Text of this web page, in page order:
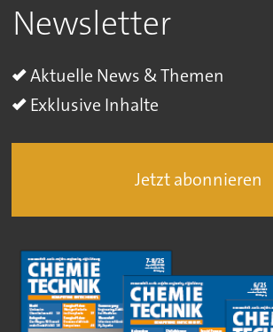
Newsletter
Aktuelle News & Themen
Exklusive Inhalte
Jetzt abonnieren